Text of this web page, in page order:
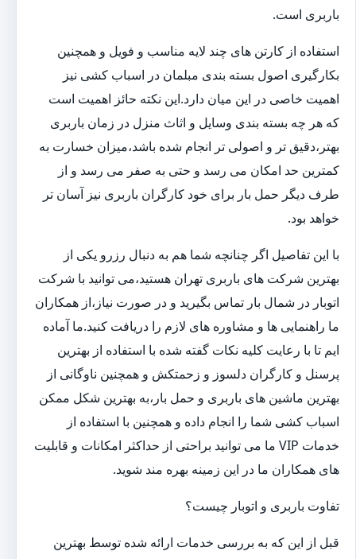
باربری است.
استفاده از کارتن های چند لایه مناسب و فویل و همچنین
بکارگیری اصول بسته بندی مبلمان در اسباب کشی نیز
اهمیت خاصی در این میان دارد.این نکته حائز اهمیت است
که هر چه بسته بندی وسایل و اثاث منزل در زمان باربری
بهتر،دقیق تر و اصولی تر انجام شده باشد،میزان خسارت به
کمترین حد امکان می رسد و حتی به صفر می رسد و از
طرف دیگر حمل بار برای خود کارگران باربری نیز آسان تر
خواهد بود.
با این تفاصیل اگر چنانچه شما هم به دنبال رزرو یکی از
بهترین شرکت های باربری تهران هستید،می توانید با شرکت
اتوبار در شمال بار تماس بگیرید و در صورت نیاز،از همکاران
ما راهنمایی ها و مشاوره های لازم را دریافت کنید.ما آماده
ایم تا با رعایت کلیه نکات گفته شده با استفاده از بهترین
پرسنل و کارگران دلسوز و زحمتکش و همچنین ناوگانی از
بهترین ماشین های باربری و حمل بار،به بهترین شکل ممکن
اسباب کشی شما را انجام داده و همچنین با استفاده از
خدمات VIP ما می توانید براحتی از حداکثر امکانات و قابلیت
های همکاران ما در این زمینه بهره مند شوید.
تفاوت باربری و اتوبار چیست؟
قبل از این که به بررسی خدمات ارائه شده توسط بهترین